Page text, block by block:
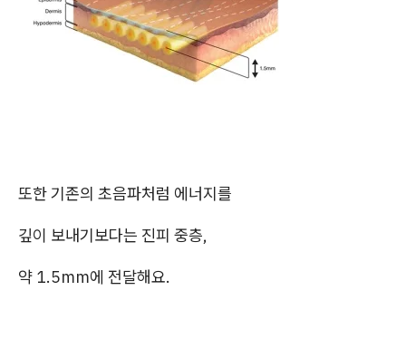
또한 기존의 초음파처럼 에너지를
깊이 보내기보다는 진피 중층,
약 1.5mm에 전달해요.